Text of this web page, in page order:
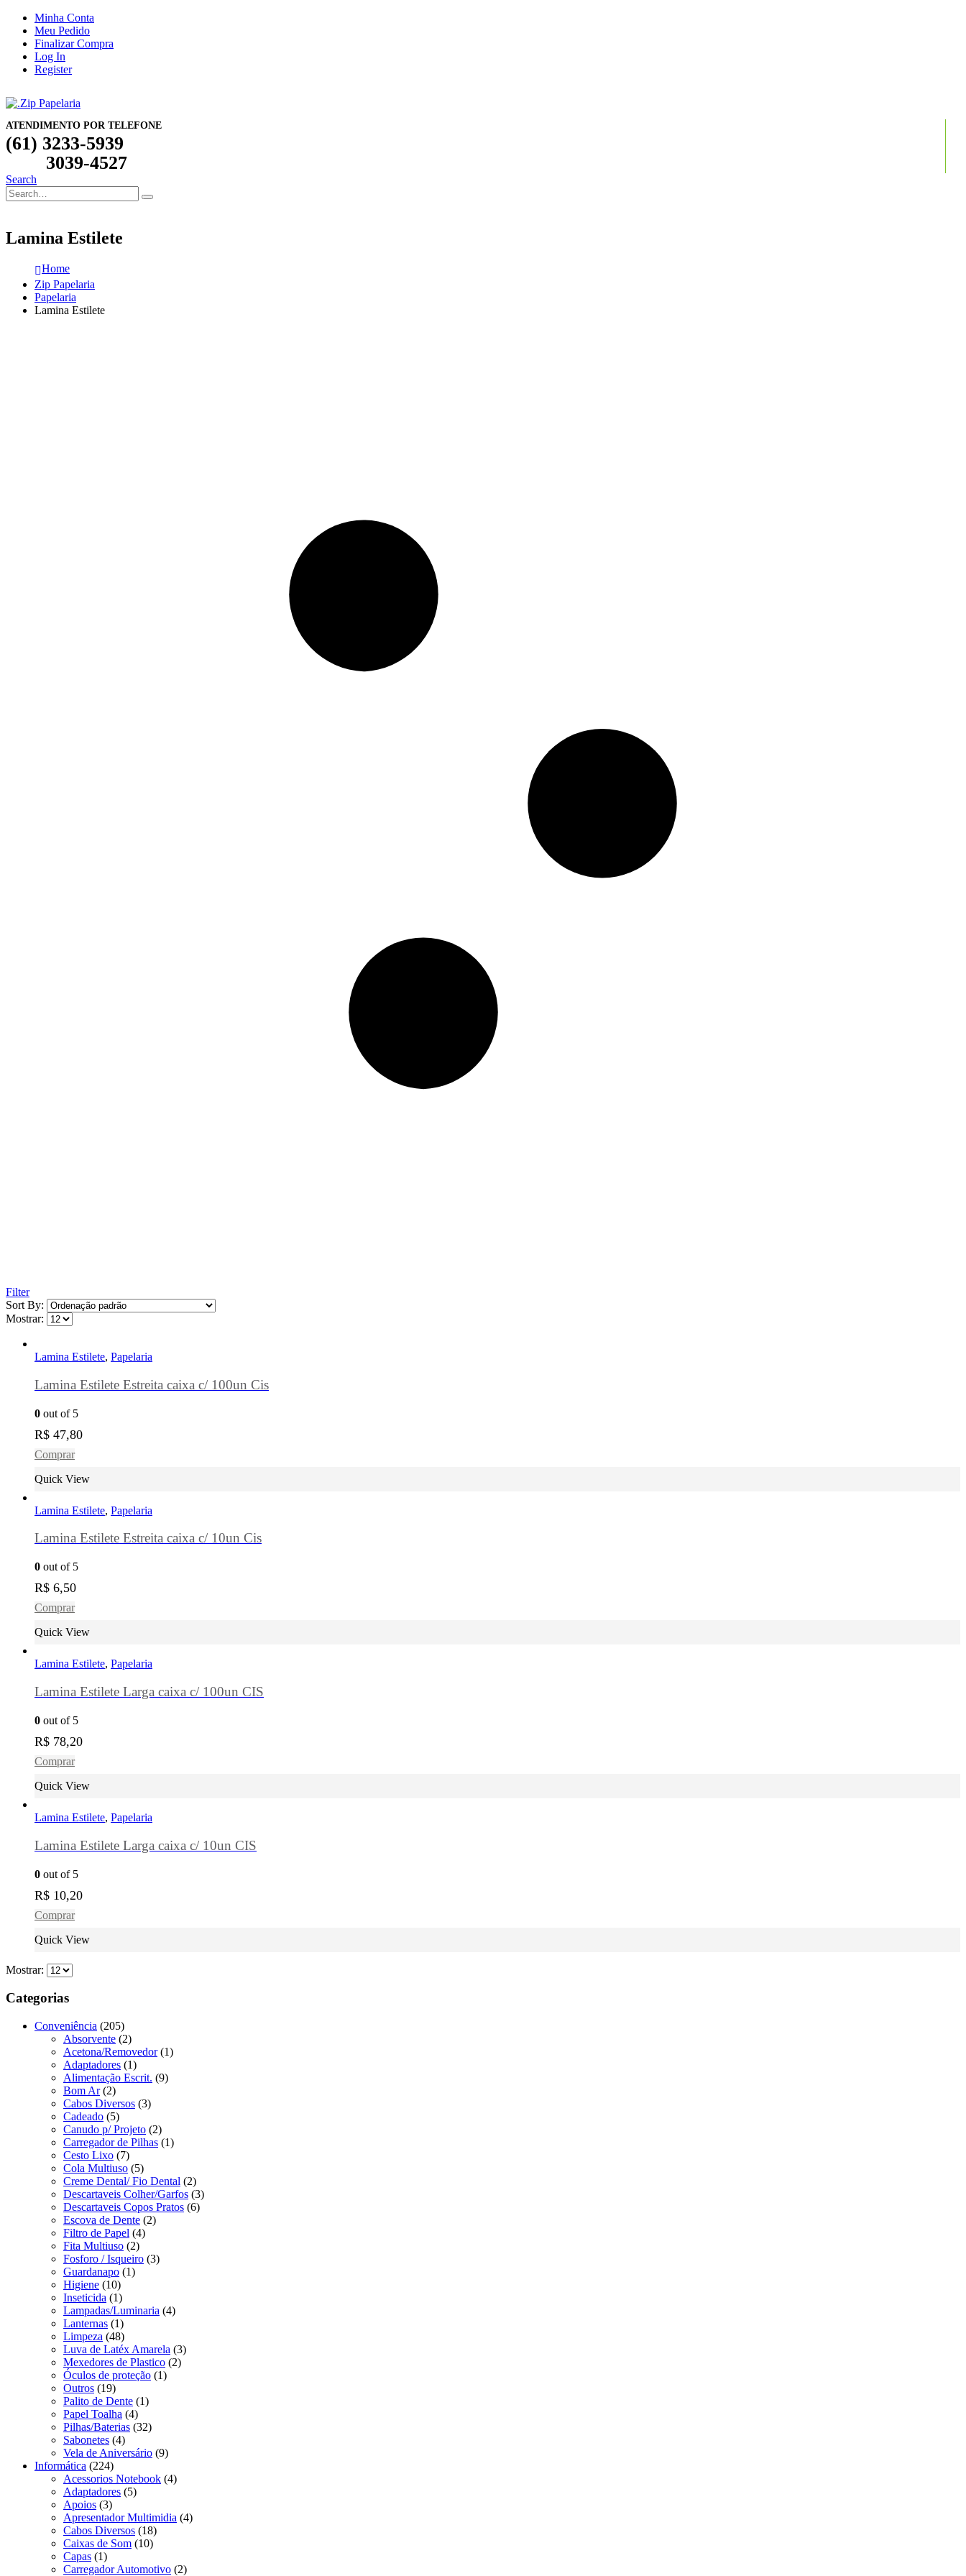
Minha Conta
Meu Pedido
Finalizar Compra
Log In
Register
ATENDIMENTO POR TELEFONE
(61) 3233-5939
3039-4527
Search
Lamina Estilete
Home
Zip Papelaria
Papelaria
Lamina Estilete
Filter
Sort By:
Mostrar:
Lamina Estilete, Papelaria
Lamina Estilete Estreita caixa c/ 100un Cis
0 out of 5
R$ 47,80
Comprar
Quick View
Lamina Estilete, Papelaria
Lamina Estilete Estreita caixa c/ 10un Cis
0 out of 5
R$ 6,50
Comprar
Quick View
Lamina Estilete, Papelaria
Lamina Estilete Larga caixa c/ 100un CIS
0 out of 5
R$ 78,20
Comprar
Quick View
Lamina Estilete, Papelaria
Lamina Estilete Larga caixa c/ 10un CIS
0 out of 5
R$ 10,20
Comprar
Quick View
Mostrar:
Categorias
Conveniência (205)
Absorvente (2)
Acetona/Removedor (1)
Adaptadores (1)
Alimentação Escrit. (9)
Bom Ar (2)
Cabos Diversos (3)
Cadeado (5)
Canudo p/ Projeto (2)
Carregador de Pilhas (1)
Cesto Lixo (7)
Cola Multiuso (5)
Creme Dental/ Fio Dental (2)
Descartaveis Colher/Garfos (3)
Descartaveis Copos Pratos (6)
Escova de Dente (2)
Filtro de Papel (4)
Fita Multiuso (2)
Fosforo / Isqueiro (3)
Guardanapo (1)
Higiene (10)
Inseticida (1)
Lampadas/Luminaria (4)
Lanternas (1)
Limpeza (48)
Luva de Latéx Amarela (3)
Mexedores de Plastico (2)
Óculos de proteção (1)
Outros (19)
Palito de Dente (1)
Papel Toalha (4)
Pilhas/Baterias (32)
Sabonetes (4)
Vela de Aniversário (9)
Informática (224)
Acessorios Notebook (4)
Adaptadores (5)
Apoios (3)
Apresentador Multimidia (4)
Cabos Diversos (18)
Caixas de Som (10)
Capas (1)
Carregador Automotivo (2)